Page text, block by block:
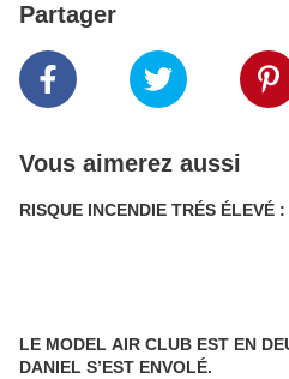
Partager
Vous aimerez aussi
LE MODEL AIR CLUB EST EN DEUIL :
DANIEL S’EST ENVOLÉ.